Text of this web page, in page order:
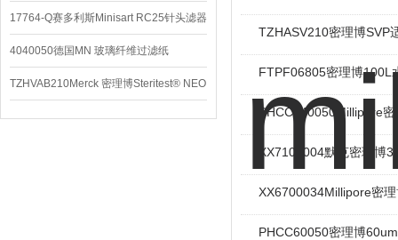
养基
17764-Q赛多利斯Minisart RC25针头滤器
4040050德国MN 玻璃纤维过滤纸
TZHVAB210Merck 密理博Steritest® NEO
设备
TZHASV210密理博SVP
FTPF06805密理博100L
PHCC340050Millipore
XX7100004默克密理博
XX6700034Millipore密
PHCC60050密理博